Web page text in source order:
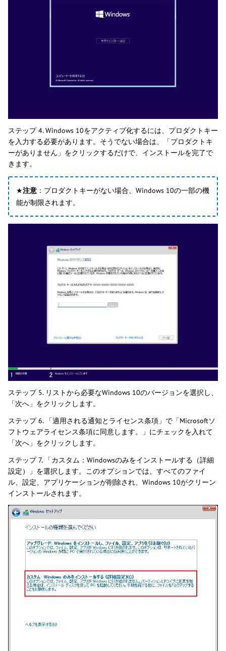
ステップ 4. Windows 10をアクティブ化するには、プロダクトキー
を入力する必要があります。そうでない場合は、「プロダクトキ
ーがありません」をクリックするだけで、インストールを完了で
きます。
★注意 ：プロダクトキーがない場合、Windows 10の一部の機
能が制限されます。
ステップ 5. リストから必要なWindows 10のバージョンを選択し、
「次へ」をクリックします。
ステップ 6. 「適用される通知とライセンス条項」で「Microsoftソ
フトウェアライセンス条項に同意します。」にチェックを入れて
「次へ」をクリックします。
ステップ 7. 「カスタム：Windowsのみをインストールする（詳細
設定）」を選択します。このオプションでは、すべてのファイ
ル、設定、アプリケーションが削除され、Windows 10がクリーン
インストールされます。